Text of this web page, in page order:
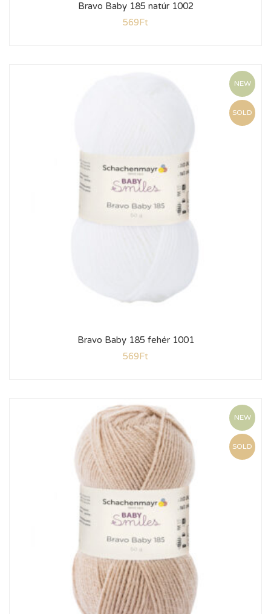
Bravo Baby 185 natúr 1002
569Ft
NEW
SOLD
Bravo Baby 185 fehér 1001
569Ft
NEW
SOLD